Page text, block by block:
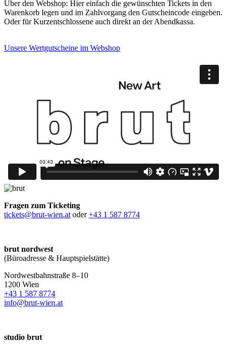
Über den Webshop: Hier einfach die gewünschten Tickets in den
Warenkorb legen und im Zahlvorgang den Gutscheincode eingeben.
Oder für Kurzentschlossene auch direkt an der Abendkassa.
Unsere Wertgutscheine im Webshop
Fragen zum Ticketing
tickets@brut-wien.at oder+43 1 587 8774
brut nordwest
(Büroadresse & Hauptspielstätte)
Nordwestbahnstraße 8–10
1200 Wien
+43 1 587 8774
info@brut-wien.at
studio brut